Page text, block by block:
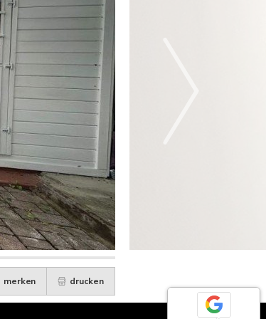
merken drucken